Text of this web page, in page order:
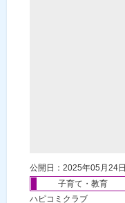
公開日：2025年05月24日
子育て・教育
ハピコミクラブ